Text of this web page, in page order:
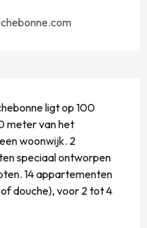
ligt op 100
meter van het
woonwijk. 2
speciaal ontworpen
14 appartementen
douche), voor 2 tot 4